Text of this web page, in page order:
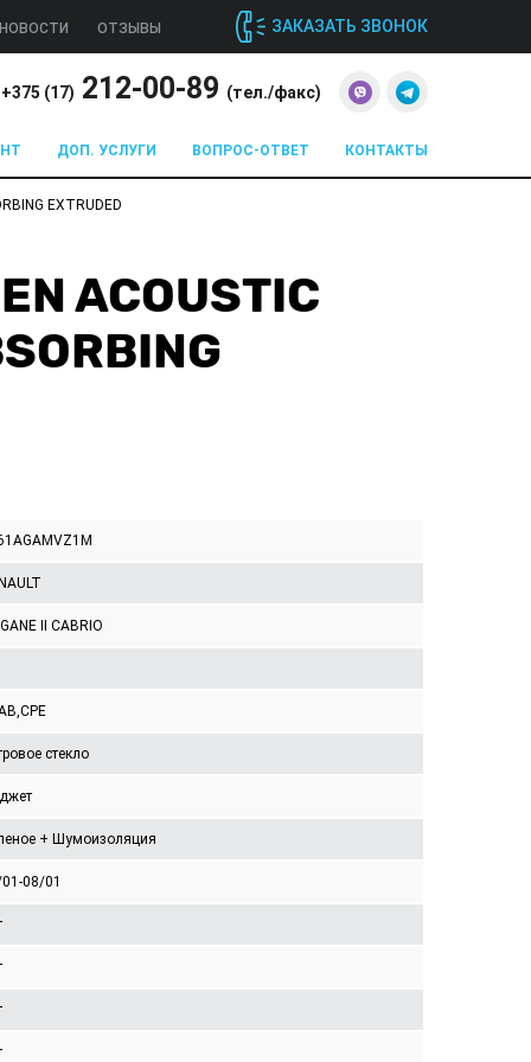
НОВОСТИ ОТЗЫВЫ ЗАКАЗАТЬ ЗВОНОК
+375 (17) 212-00-89 (тел./факс)
ДОП. УСЛУГИ ВОПРОС-ОТВЕТ КОНТАКТЫ
EXTRUDED
ACOUSTIC
II CABRIO
стекло
+ Шумоизоляция
08/01